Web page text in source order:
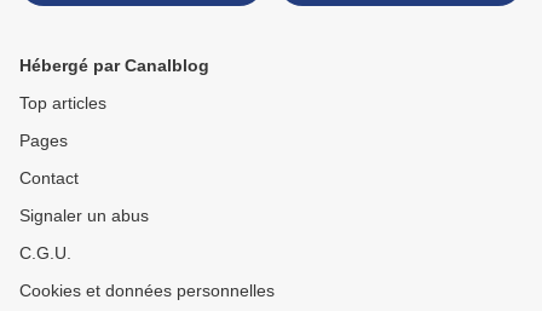
Hébergé par Canalblog
Top articles
Pages
Contact
Signaler un abus
C.G.U.
Cookies et données personnelles